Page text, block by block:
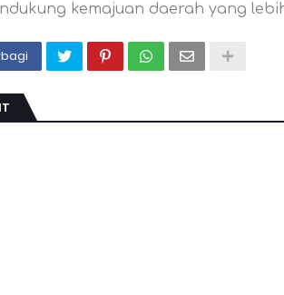
kemajuan daerah yang